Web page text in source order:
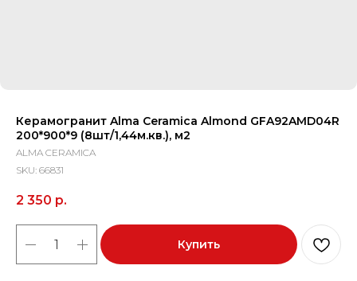
Керамогранит Alma Ceramica Almond GFA92AMD04R
200*900*9 (8шт/1,44м.кв.), м2
ALMA CERAMICA
SKU: 66831
2 350 р.
Купить